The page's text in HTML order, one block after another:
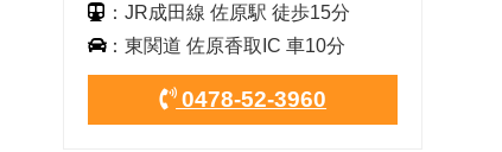
：JR成田線 佐原駅 徒歩15分
：東関道 佐原香取IC 車10分
0478-52-3960